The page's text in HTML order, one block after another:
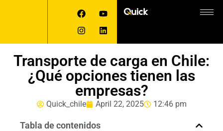
Transporte de carga en Chile:
¿Qué opciones tienen las
empresas?
Quick_chile April 22, 2025 12:46 pm
Tabla de contenidos